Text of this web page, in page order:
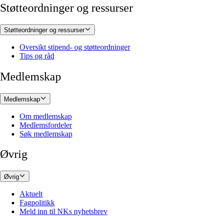
Støtteordninger og ressurser
Støtteordninger og ressurser
Oversikt stipend- og støtteordninger
Tips og råd
Medlemskap
Medlemskap
Om medlemskap
Medlemsfordeler
Søk medlemskap
Øvrig
Øvrig
Aktuelt
Fagpolitikk
Meld inn til NKs nyhetsbrev